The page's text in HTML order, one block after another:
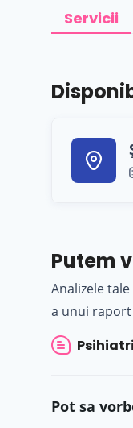
Servicii
Putem
Analizele
a unui raport
Pot sa